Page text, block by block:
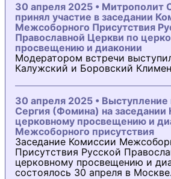
30 апреля 2025 • Митрополит
принял участие в заседании
Межсоборного Присутствия
Православной Церкви по
просвещению и диаконии
Модератором встречи
Калужский и Боровский
30 апреля 2025 •
Сергия (Фомина) на заседании
церковному просвещению и
Межсоборного присутствия
Заседание Комиссии
Присутствия Русской
церковному просвещению и
состоялось 30 апреля в Москве.